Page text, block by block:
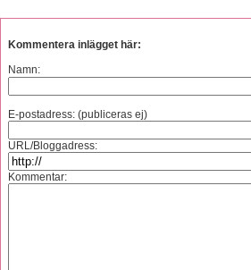
Kommentera inlägget här:
Namn:
E-postadress: (publiceras ej)
URL/Bloggadress:
Kommentar: